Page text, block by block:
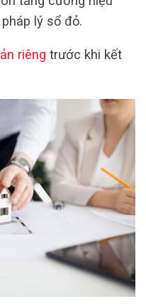
lý sổ đỏ.
riêng trước khi kết